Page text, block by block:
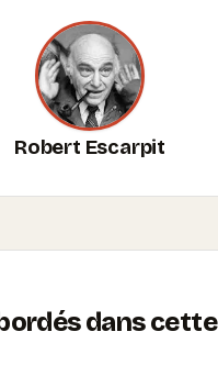
Robert Escarpit
dans cette